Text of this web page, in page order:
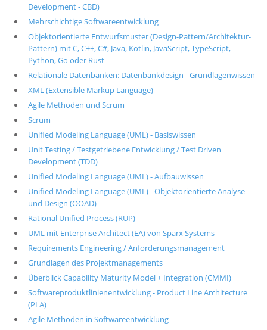
Development - CBD)
Mehrschichtige Softwareentwicklung
Objektorientierte Entwurfsmuster (Design-Pattern/Architektur-
Pattern) mit C, C++, C#, Java, Kotlin, JavaScript, TypeScript,
Python, Go oder Rust
Relationale Datenbanken: Datenbankdesign - Grundlagenwissen
XML (Extensible Markup Language)
Agile Methoden und Scrum
Scrum
Unified Modeling Language (UML) - Basiswissen
Unit Testing / Testgetriebene Entwicklung / Test Driven
Development (TDD)
Unified Modeling Language (UML) - Aufbauwissen
Unified Modeling Language (UML) - Objektorientierte Analyse
und Design (OOAD)
Rational Unified Process (RUP)
UML mit Enterprise Architect (EA) von Sparx Systems
Requirements Engineering / Anforderungsmanagement
Grundlagen des Projektmanagements
Überblick Capability Maturity Model + Integration (CMMI)
Softwareproduktlinienentwicklung - Product Line Architecture
(PLA)
Agile Methoden in Softwareentwicklung